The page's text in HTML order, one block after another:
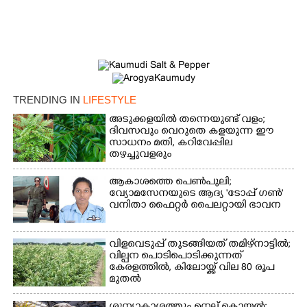
TRENDING IN LIFESTYLE
അടുക്കളയിൽ തന്നെയുണ്ട് വളം;
ദിവസവും വെറുതെ കളയുന്ന ഈ
സാധനം മതി, കറിവേപ്പില
തഴച്ചുവളരും
ആകാശത്തെ പെൺപുലി;
വ്യോമസേനയുടെ ആദ്യ 'ടോപ്പ് ഗൺ'
വനിതാ ഫൈറ്റർ പൈലറ്റായി ഭാവന
വിളവെടുപ്പ് തുടങ്ങിയത് തമിഴ്നാട്ടിൽ;
വില്പന പൊടിപൊടിക്കുന്നത്
കേരളത്തിൽ, കിലോയ്ക്ക് വില 80 രൂപ
മുതൽ